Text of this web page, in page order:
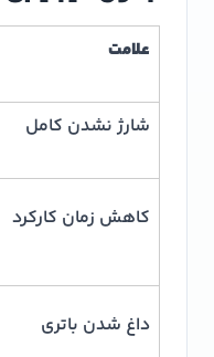
علامت
شارژ نشدن کامل
کاهش زمان کارکرد
داغ شدن باتری